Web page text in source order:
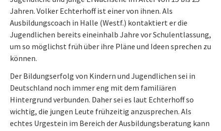
Jahren. Volker Echterhoff ist einer von ihnen. Als
Ausbildungscoach in Halle (Westf.) kontaktiert er die
Jugendlichen bereits eineinhalb Jahre vor Schulentlassung,
um so möglichst früh über ihre Pläne und Ideen sprechen zu
können.
Der Bildungserfolg von Kindern und Jugendlichen sei in
Deutschland noch immer eng mit dem familiären
Hintergrund verbunden. Daher sei es laut Echterhoff so
wichtig, die jungen Leute frühzeitig anzusprechen. Als
echtes Urgestein im Bereich der Ausbildungsberatung kann